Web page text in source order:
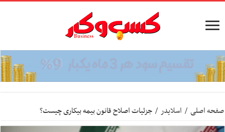
صفحه اصلی / اسلایدر / جزئیات اصلاح قانون بیمه بیکاری چیست؟